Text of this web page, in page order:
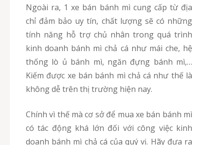
Ngoài ra, 1 xe bán bánh mì cung cấp từ địa
chỉ đảm bảo uy tín, chất lượng sẽ có những
tính năng hỗ trợ chủ nhân trong quá trình
kinh doanh bánh mì chả cá như mái che, hệ
thống lò ủ bánh mì, ngăn đựng bánh mì,…
Kiếm được xe bán bánh mì chả cá như thế là
không dễ trên thị trường hiện nay.
Chính vì thế mà cơ sở để mua xe bán bánh mì
có tác động khá lớn đối với công việc kinh
doanh bánh mì chả cá của quý vị. Hãy đưa ra